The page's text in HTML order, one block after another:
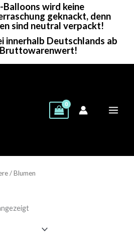
Balloons wird keine
geknackt, denn
sind neutral verpackt!
innerhalb Deutschlands ab
/ Blumen